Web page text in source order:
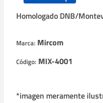
Homologado DNB/
Marca: Mircom
Código: MIX-4001
*imagen meramente